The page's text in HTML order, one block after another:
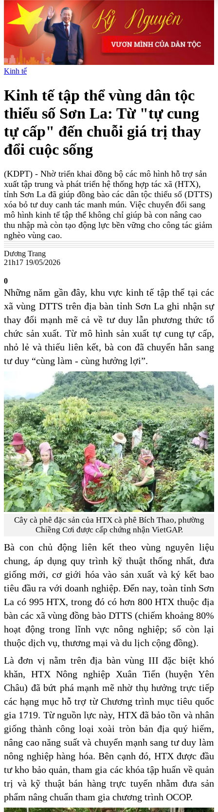
Kinh tế
Kinh tế tập thể vùng dân tộc
thiểu số Sơn La: Từ "tự cung
tự cấp" đến chuỗi giá trị thay
đổi cuộc sống
(KDPT) - Nhờ triển khai đồng bộ các mô hình hỗ trợ sản
xuất tập trung và phát triển hệ thống hợp tác xã (HTX),
tỉnh Sơn La đã giúp đồng bào các dân tộc thiểu số (DTTS)
xóa bỏ tư duy canh tác manh mún. Việc chuyển đổi sang
mô hình kinh tế tập thể không chỉ giúp bà con nâng cao
thu nhập mà còn tạo động lực bền vững cho công tác giảm
nghèo vùng cao.
Dương Trang
21h17 19/05/2026
0
Những năm gần đây, khu vực kinh tế tập thể tại các
xã vùng DTTS trên địa bàn tỉnh Sơn La ghi nhận sự
thay đổi mạnh mẽ cả về tư duy lẫn phương thức tổ
chức sản xuất. Từ mô hình sản xuất tự cung tự cấp,
nhỏ lẻ và thiếu liên kết, bà con đã chuyển hẳn sang
tư duy “cùng làm - cùng hưởng lợi”.
Cây cà phê đặc sản của HTX cà phê Bích Thao, phường
Chiềng Cơi được cấp chứng nhận VietGAP.
Bà con chủ động liên kết theo vùng nguyên liệu
chung, áp dụng quy trình kỹ thuật thống nhất, đưa
giống mới, cơ giới hóa vào sản xuất và ký kết bao
tiêu đầu ra với doanh nghiệp. Đến nay, toàn tỉnh Sơn
La có 995 HTX, trong đó có hơn 800 HTX thuộc địa
bàn các xã vùng đồng bào DTTS (chiếm khoảng 80%
hoạt động trong lĩnh vực nông nghiệp; số còn lại
thuộc dịch vụ, thương mại và du lịch cộng đồng).
Là đơn vị nằm trên địa bàn vùng III đặc biệt khó
khăn, HTX Nông nghiệp Xuân Tiến (huyện Yên
Châu) đã bứt phá mạnh mẽ nhờ thụ hưởng trực tiếp
các hạng mục hỗ trợ từ Chương trình mục tiêu quốc
gia 1719. Từ nguồn lực này, HTX đã bảo tồn và nhân
giống thành công loại xoài tròn bản địa quý hiếm,
nâng cao năng suất và chuyển mạnh sang tư duy làm
nông nghiệp hàng hóa. Bên cạnh đó, HTX được đầu
tư kho bảo quản, tham gia các khóa tập huấn về quản
trị và kỹ thuật bán hàng trực tuyến nhằm đưa sản
phẩm nâng chuẩn tham gia chương trình OCOP.